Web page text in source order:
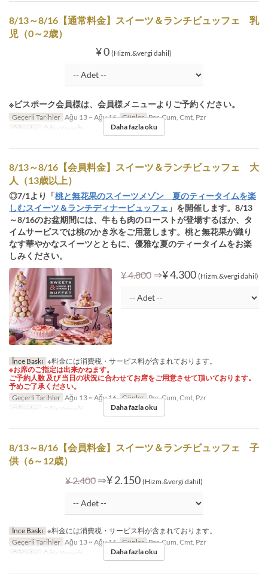
8/13～8/16【通常料金】スイーツ＆ランチビュッフェ 乳
児（0～2歳）
¥ 0 (Hizm.&vergi dahil)
※ビスポーク会員様は、会員様メニューよりご予約ください。
Geçerli Tarihler Ağu 13 ~ Ağu 16 Günler Per, Cum, Cmt, Pzr
Öğünler
Öğle Yemeği Daha fazla oku
8/13～8/16【会員料金】スイーツ＆ランチビュッフェ 大
人（13歳以上）
◎7/1より「桃と無花果のスイーツメゾン 夏のティータイムを楽
しむスイーツ＆ランチディナービュッフェ 」を開催します。8/13
～8/16のお盆期間には、牛もも肉のローストが登場するほか、タ
イムサービスでは桃のかき氷をご用意します。桃と無花果が織り
なす華やかなスイーツとともに、優雅な夏のティータイムをお楽
しみください。
¥ 4.800 ⇒¥ 4.300 (Hizm.&vergi dahil)
İnce Baskı ※料金には消費税・サービス料が含まれております。
※お席のご指定は出来かねます。
ご予約人数 及び 当日の状況に合わせてお席をご用意させて頂いております。
予めご了承ください。
Geçerli Tarihler Ağu 13 ~ Ağu 16 Günler Per, Cum, Cmt, Pzr
Öğünler
Öğle Yemeği Daha fazla oku
8/13～8/16【会員料金】スイーツ＆ランチビュッフェ 子
供（6～12歳）
¥ 2.400 ⇒¥ 2.150 (Hizm.&vergi dahil)
İnce Baskı ※料金には消費税・サービス料が含まれております。
Geçerli Tarihler Ağu 13 ~ Ağu 16 Günler Per, Cum, Cmt, Pzr
Öğünler
Öğle Yemeği Daha fazla oku